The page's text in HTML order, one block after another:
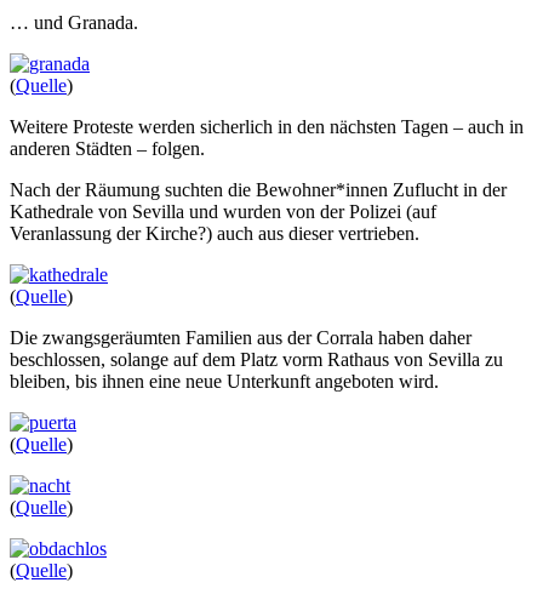
… und Granada.
(Quelle)
Weitere Proteste werden sicherlich in den nächsten Tagen – auch in
anderen Städten – folgen.
Nach der Räumung suchten die Bewohner*innen Zuflucht in der
Kathedrale von Sevilla und wurden von der Polizei (auf
Veranlassung der Kirche?) auch aus dieser vertrieben.
(Quelle)
Die zwangsgeräumten Familien aus der Corrala haben daher
beschlossen, solange auf dem Platz vorm Rathaus von Sevilla zu
bleiben, bis ihnen eine neue Unterkunft angeboten wird.
(Quelle)
(Quelle)
(Quelle)